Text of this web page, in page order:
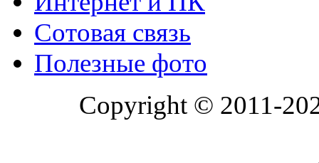
Сотовая связь
Полезные фото
Copyright © 2011-